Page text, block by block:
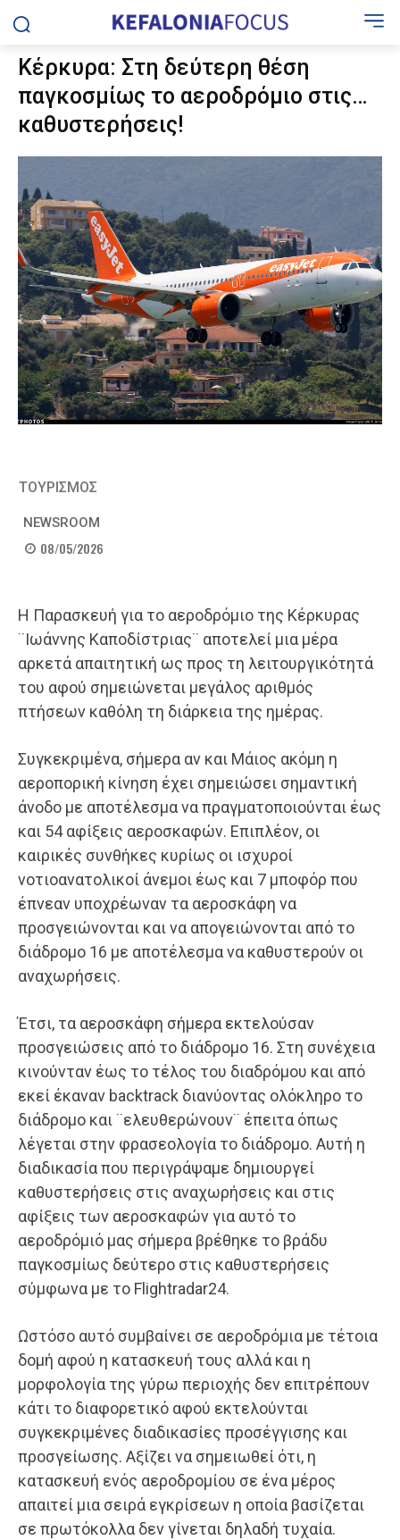
Κέρκυρα: Στη δεύτερη θέση
παγκοσμίως το αεροδρόμιο στις…
καθυστερήσεις!
ΤΟΥΡΙΣΜΟΣ
NEWSROOM
08/05/2026
Η Παρασκευή για το αεροδρόμιο της Κέρκυρας
¨Ιωάννης Καποδίστριας¨ αποτελεί μια μέρα
αρκετά απαιτητική ως προς τη λειτουργικότητά
του αφού σημειώνεται μεγάλος αριθμός
πτήσεων καθόλη τη διάρκεια της ημέρας.
Συγκεκριμένα, σήμερα αν και Μάιος ακόμη η
αεροπορική κίνηση έχει σημειώσει σημαντική
άνοδο με αποτέλεσμα να πραγματοποιούνται έως
και 54 αφίξεις αεροσκαφών. Επιπλέον, οι
καιρικές συνθήκες κυρίως οι ισχυροί
νοτιοανατολικοί άνεμοι έως και 7 μποφόρ που
έπνεαν υποχρέωναν τα αεροσκάφη να
προσγειώνονται και να απογειώνονται από το
διάδρομο 16 με αποτέλεσμα να καθυστερούν οι
αναχωρήσεις.
Έτσι, τα αεροσκάφη σήμερα εκτελούσαν
προσγειώσεις από το διάδρομο 16. Στη συνέχεια
κινούνταν έως το τέλος του διαδρόμου και από
εκεί έκαναν backtrack διανύοντας ολόκληρο το
διάδρομο και ¨ελευθερώνουν¨ έπειτα όπως
λέγεται στην φρασεολογία το διάδρομο. Αυτή η
διαδικασία που περιγράψαμε δημιουργεί
καθυστερήσεις στις αναχωρήσεις και στις
αφίξεις των αεροσκαφών για αυτό το
αεροδρόμιό μας σήμερα βρέθηκε το βράδυ
παγκοσμίως δεύτερο στις καθυστερήσεις
σύμφωνα με το Flightradar24.
Ωστόσο αυτό συμβαίνει σε αεροδρόμια με τέτοια
δομή αφού η κατασκευή τους αλλά και η
μορφολογία της γύρω περιοχής δεν επιτρέπουν
κάτι το διαφορετικό αφού εκτελούνται
συγκεκριμένες διαδικασίες προσέγγισης και
προσγείωσης. Αξίζει να σημειωθεί ότι, η
κατασκευή ενός αεροδρομίου σε ένα μέρος
απαιτεί μια σειρά εγκρίσεων η οποία βασίζεται
σε πρωτόκολλα δεν γίνεται δηλαδή τυχαία.